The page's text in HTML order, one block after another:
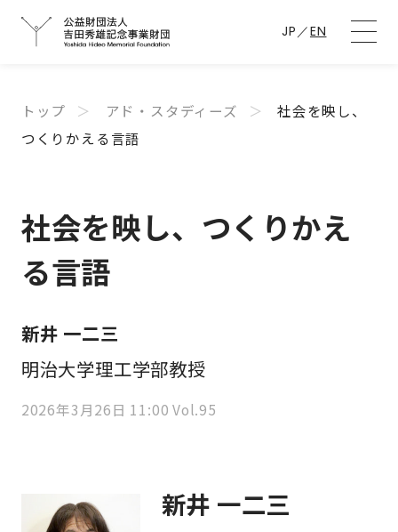
JP／EN
トップ アド・スタディーズ
社会を映し、
つくりかえる言語
社会を映し、つくりかえ
る言語
新井 一二三
明治大学理工学部教授
2026年3月26日 11:00 Vol.95
新井 一二三